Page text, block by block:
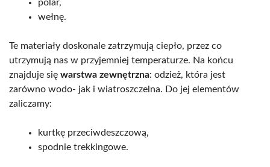
polar,
wełnę.
Te materiały doskonale zatrzymują ciepło, przez co
utrzymują nas w przyjemniej temperaturze. Na końcu
znajduje się warstwa zewnętrzna: odzież, która jest
zarówno wodo- jak i wiatroszczelna. Do jej elementów
zaliczamy:
kurtkę przeciwdeszczową,
spodnie trekkingowe.